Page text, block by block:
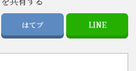
はてブ LINE